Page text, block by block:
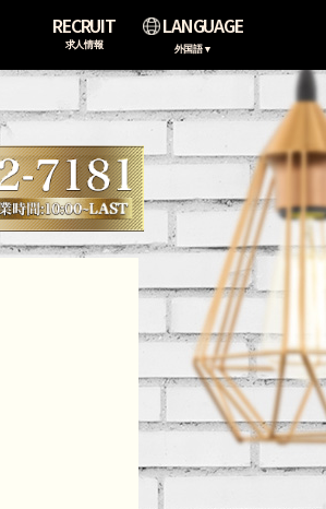
RECRUIT
求人情報
LANGUAGE
外国語▼